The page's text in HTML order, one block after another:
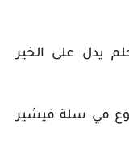
يدل على الخير
في سلة فيشير